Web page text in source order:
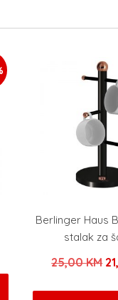
Berlinger Haus
stalak za
25,00KM